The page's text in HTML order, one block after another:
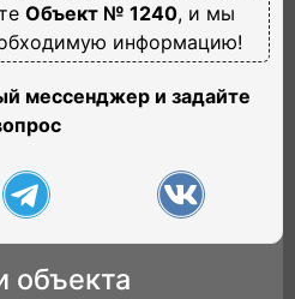
Объект № 1240, и мы
информацию!
мессенджер и задайте
объекта